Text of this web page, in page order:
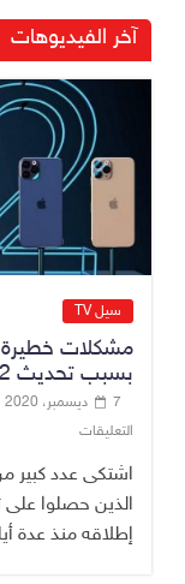
No Comment
آخر الفيديوهات
سيل TV
مشكلات
بسبب تحديث IOS 14.2
7 ديسمبر، 2020
التعليقات
اشتكى عدد
إطلاقه منذ عدة